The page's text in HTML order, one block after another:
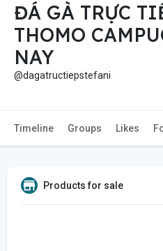
ĐÁ GÀ TRỰC
THOMO
NAY
@dagatructiepstefani
Timeline Groups Likes
Products for sale